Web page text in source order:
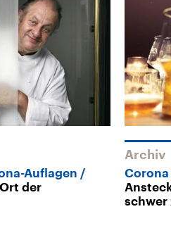
Auflagen
der
Archiv
schwer